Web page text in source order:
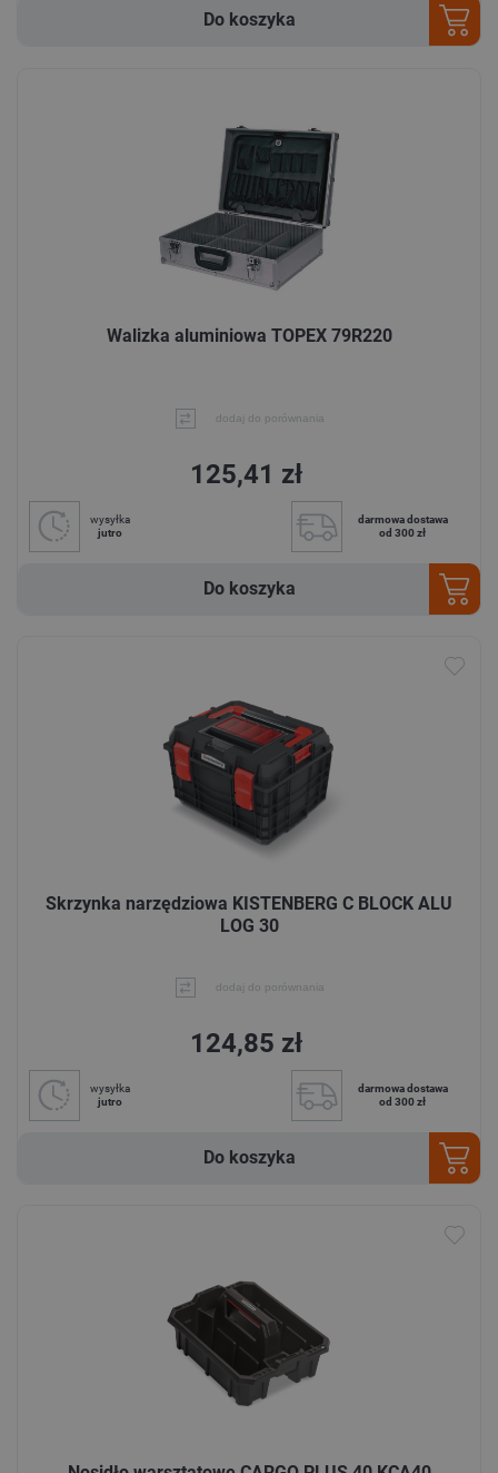
Do koszyka
Walizka aluminiowa TOPEX 79R220
dodaj do porównania
125,41 zł
wysyłka
jutro
darmowa dostawa
od 300 zł
Do koszyka
Skrzynka narzędziowa KISTENBERG C BLOCK ALU
LOG 30
dodaj do porównania
124,85 zł
wysyłka
jutro
darmowa dostawa
od 300 zł
Do koszyka